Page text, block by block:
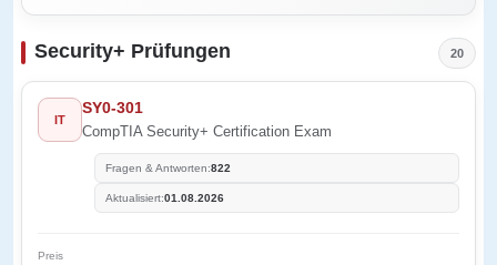
Security+ Prüfungen 20
IT
SY0-301
CompTIA Security+ Certification Exam
Fragen & Antworten:822
Aktualisiert:01.08.2026
Preis